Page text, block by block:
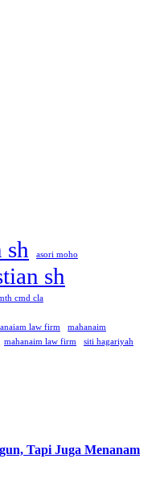
sh asori moho
sh
cmd cla
law firm
mahanaim
mahanaim law firm siti hagariyah
Tapi Juga Menanam